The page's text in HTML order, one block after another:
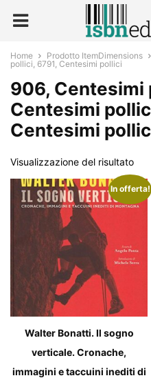
Home Prodotto ItemDimensions
pollici, 6791, Centesimi pollici
906, Centesimi
Centesimi
Centesimi
Visualizzazione del risultato
In offerta!
Walter Bonatti. Il sogno
verticale. Cronache,
immagini e taccuini inediti di